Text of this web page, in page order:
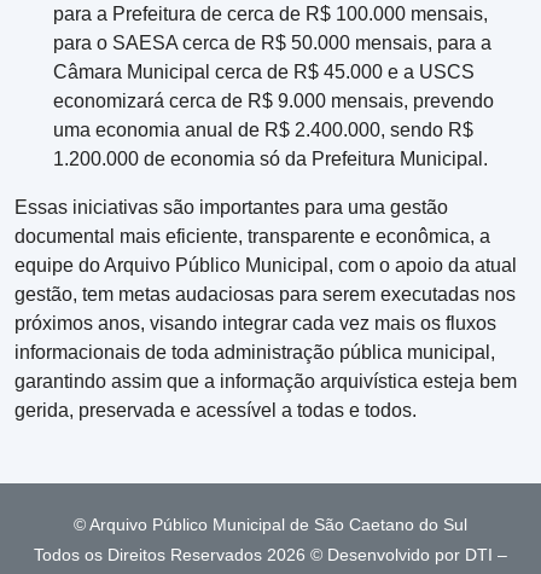
para a Prefeitura de cerca de R$ 100.000 mensais,
para o SAESA cerca de R$ 50.000 mensais, para a
Câmara Municipal cerca de R$ 45.000 e a USCS
economizará cerca de R$ 9.000 mensais, prevendo
uma economia anual de R$ 2.400.000, sendo R$
1.200.000 de economia só da Prefeitura Municipal.
Essas iniciativas são importantes para uma gestão
documental mais eficiente, transparente e econômica, a
equipe do Arquivo Público Municipal, com o apoio da atual
gestão, tem metas audaciosas para serem executadas nos
próximos anos, visando integrar cada vez mais os fluxos
informacionais de toda administração pública municipal,
garantindo assim que a informação arquivística esteja bem
gerida, preservada e acessível a todas e todos.
© Arquivo Público Municipal de São Caetano do Sul
Todos os Direitos Reservados 2026 © Desenvolvido por DTI –